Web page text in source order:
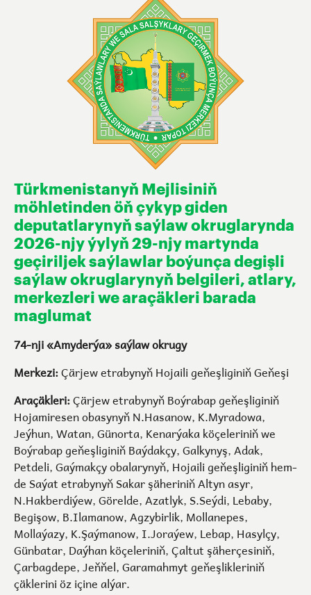
Türkmenistanyň Mejlisiniň
möhletinden öň çykyp giden
deputatlarynyň saýlaw okruglarynda
2026-njy ýylyň 29-njy martynda
geçiriljek saýlawlar boýunça degişli
saýlaw okruglarynyň belgileri, atlary,
merkezleri we araçäkleri barada
maglumat
74-nji «Amyderýa» saýlaw okrugy
Merkezi:Çärjew etrabynyň Hojaili geňeşliginiň Geňeşi
Araçäkleri:Çärjew etrabynyň Boýrabap geňeşliginiň
Hojamiresen obasynyň N.Hasanow, K.Myradowa,
Jeýhun, Watan, Günorta, Kenarýaka köçeleriniň we
Boýrabap geňeşliginiň Baýdakçy, Galkynyş, Adak,
Petdeli, Gaýmakçy obalarynyň, Hojaili geňeşliginiň hem-
de Saýat etrabynyň Sakar şäheriniň Altyn asyr,
N.Hakberdiýew, Görelde, Azatlyk, S.Seýdi, Lebaby,
Begişow, B.Ilamanow, Agzybirlik, Mollanepes,
Mollaýazy, K.Şaýmanow, I.Joraýew, Lebap, Hasylçy,
Günbatar, Daýhan köçeleriniň, Çaltut şäherçesiniň,
Çarbagdepe, Jeňňel, Garamahmyt geňeşlikleriniň
çäklerini öz içine alýar.